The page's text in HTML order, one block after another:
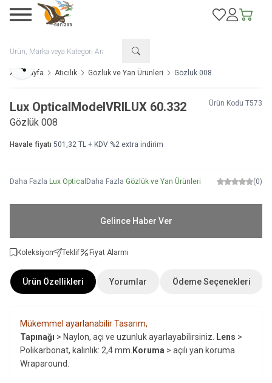
Favorilerim
Hesabım
Sepetim
Ana Sayfa Atıcılık Gözlük ve Yan Ürünleri Gözlük 008
Paylaş
Lux OpticalModelVRILUX 60.332
Gözlük 008
Ürün Kodu T573
Havale fiyatı 501,32 TL + KDV %2 extra indirim
Daha Fazla Lux Optical Daha Fazla Gözlük ve Yan Ürünleri (0)
Gelince Haber Ver
Koleksiyon Teklif Fiyat Alarmı
Ürün Özellikleri Yorumlar Ödeme Seçenekleri
Mükemmel ayarlanabilir Tasarım,
Tapınağı > Naylon, açı ve uzunluk ayarlayabilirsiniz. Lens >
Polikarbonat, kalınlık: 2,4 mm. Koruma > açılı yan koruma
Wraparound.